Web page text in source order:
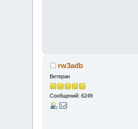
rw3adb
Ветеран
Сообщений: 6249